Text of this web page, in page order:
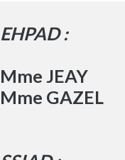
EHPAD :
Mme JEAY
Mme GAZEL